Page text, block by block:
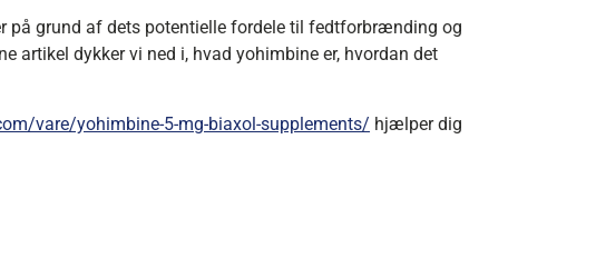
på grund af dets potentielle fordele til fedtforbrænding og
dykker vi ned i, hvad yohimbine er, hvordan det
vare/yohimbine-5-mg-biaxol-supplements/ hjælper dig